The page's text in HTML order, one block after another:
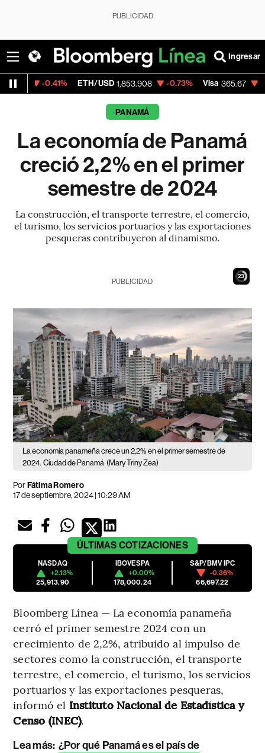
PUBLICIDAD
Ingresar
ETH/USD 1,853.908 -0.73% Visa 365.67 -0.13%
PANAMÁ
La economía de Panamá
creció 2,2% en el primer
semestre de 2024
La construcción, el transporte terrestre, el comercio,
el turismo, los servicios portuarios y las exportaciones
pesqueras contribuyeron al dinamismo.
22
PUBLICIDAD
La economía panameña crece un 2,2% en el primer semestre de
2024. Ciudad de Panamá (Mary Triny Zea)
PorFátima Romero
17 de septiembre, 2024 | 10:29 AM
ÚLTIMAS COTIZACIONES
NASDAQ
+2.13%
25,913.90
IBOVESPA
+0.00%
178,000.24
S&P/BMV IPC
-0.36%
66,697.22
Bloomberg Línea — La economía panameña
cerró el primer semestre 2024 con un
crecimiento de 2,2%, atribuido al impulso de
sectores como la construcción, el transporte
terrestre, el comercio, el turismo, los servicios
portuarios y las exportaciones pesqueras,
informó el Instituto Nacional de Estadística y
Censo (INEC).
Lea más: ¿Por qué Panamá es el país de